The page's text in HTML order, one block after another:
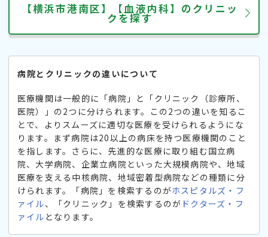
【横浜市港南区】【血液内科】のクリニッ
クを探す
病院とクリニックの違いについて
医療機関は一般的に「病院」と「クリニック（診療所、
医院）」の2つに分けられます。この2つの違いを知るこ
とで、よりスムーズに適切な医療を受けられるようにな
ります。まず病院は20以上の病床を持つ医療機関のこと
を指します。さらに、先進的な医療に取り組む国立病
院、大学病院、企業立病院といった大規模病院や、地域
医療を支える中核病院、地域密着型病院などの種類に分
けられます。「病院」を検索するのがホスピタルズ・フ
ァイル、「クリニック」を検索するのが ドクターズ・フ
ァイル となります。